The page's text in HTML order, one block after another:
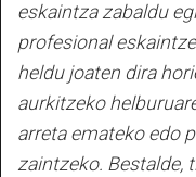
eskaintza zabaldu
profesional
heldu joaten dira
aurkitzeko
arreta emateko edo
zaintzeko. Bestalde,